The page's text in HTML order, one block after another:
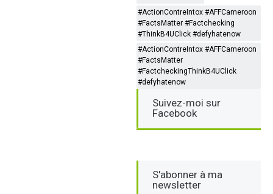
#ActionContreIntox #AFFCameroon
#FactsMatter #Factchecking
#ThinkB4UClick #defyhatenow
#ActionContreIntox #AFFCameroon
#FactsMatter
#FactcheckingThinkB4UClick
#defyhatenow
Suivez-moi sur
Facebook
S'abonner à ma
newsletter